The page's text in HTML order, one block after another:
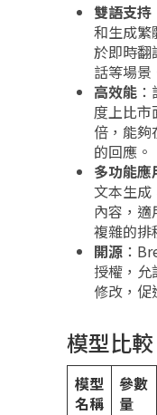
雙語支持
和生成繁
於即時翻
話等場景
高效能
度上比市
倍，能夠
的回應。
多功能應
文本生成
內容，適
複雜的排
開源 ：
授權，允
修改，促
模型比較
模型
名稱
參數
量